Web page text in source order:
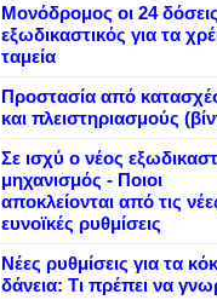
Μονόδρομος οι 24
εξωδικαστικός για τα
ταμεία
Προστασία από
και πλειστηριασμούς
Σε ισχύ ο νέος
μηχανισμός - Ποιοι
αποκλείονται από τις
ευνοϊκές ρυθμίσεις
Νέες ρυθμίσεις για τα
δάνεια: Τι πρέπει να